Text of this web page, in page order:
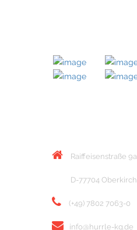
Raiffeisenstraße 9a
D-77704 Oberkirch
(+49) 7802 7063-0
info@hurrle-kg.de